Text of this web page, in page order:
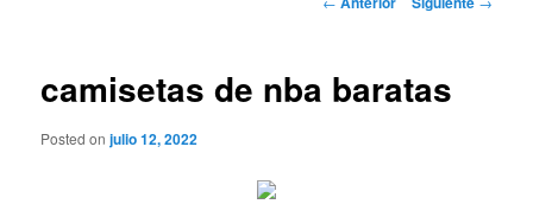
camisetas de nba baratas
Posted onjulio 12, 2022